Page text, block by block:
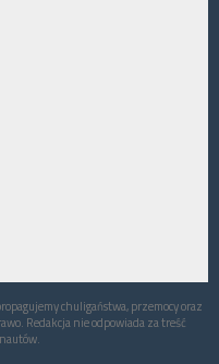
chuligaństwa, przemocy oraz
Redakcja nie odpowiada za treść